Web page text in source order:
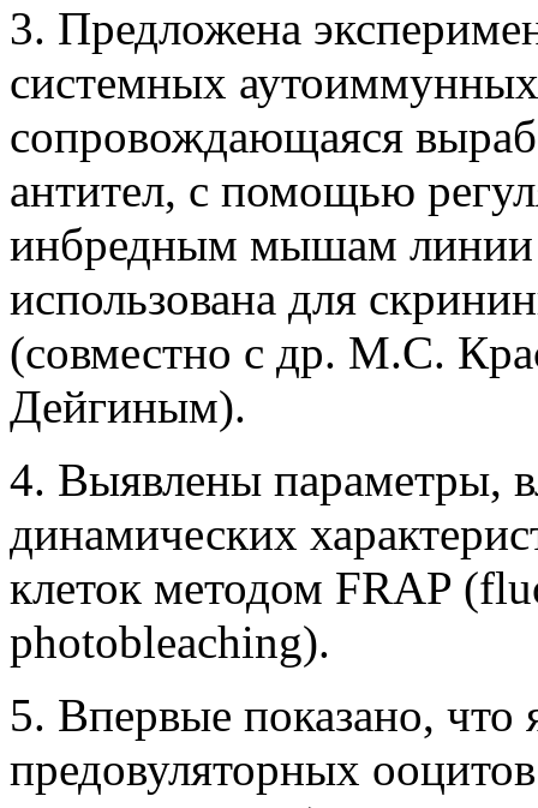
3. Предложена
системных аутоиммунных
сопровождающаяся
антител, с помощью
инбредным мышам
использована для
(совместно с др. М.С.
Дейгиным).
4. Выявлены параметры,
динамических
клеток методом FRAP
photobleaching).
5. Впервые показано,
предовуляторных